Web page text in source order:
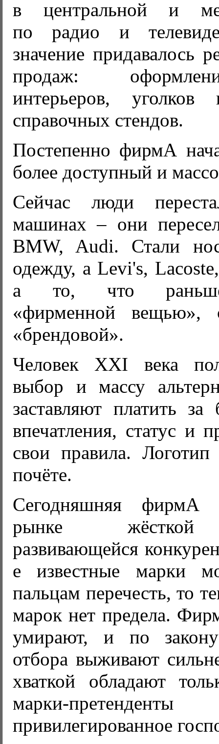
в центральной и
по радио и
значение придавалось
продаж:
интерьеров, уголков
справочных стендов.
Постепенно фирмА
более доступный и
Сейчас люди
машинах – они
BMW, Audi. Стали
одежду, а Levi's,
а то, что раньше
«фирменной вещью»,
«брендовой».
Человек XXI века
выбор и массу
заставляют платить
впечатления, статус и
свои правила.
почёте.
Сегодняшняя фирмА
рынке жёсткой
развивающейся
е известные марки
пальцам перечесть, то
марок нет предела.
умирают, и по закону
отбора выживают
хваткой обладают
марки-
привилегированное